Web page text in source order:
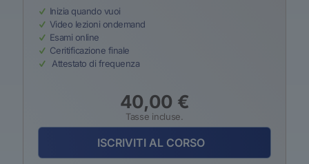
Inizia quando vuoi
Video lezioni ondemand
Esami online
Ceritificazione finale
Attestato di frequenza
40,00 €
Tasse incluse.
ISCRIVITI AL CORSO